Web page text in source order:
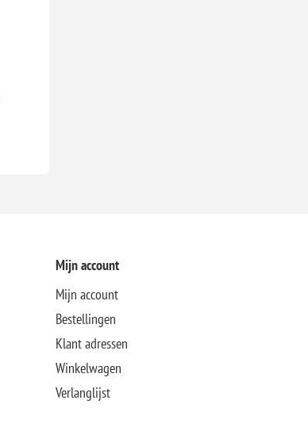
Mijn account
Mijn account
Bestellingen
Klant adressen
Winkelwagen
Verlanglijst